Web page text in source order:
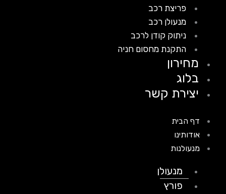
פריצת רכב
מנעולן רכב
ניתוק קודן לרכב
התקנת מחסום חניה
מחירון
בלוג
יצירת קשר
דף הבית
אודותינו
מנעולנות
מנעולן
פורץ